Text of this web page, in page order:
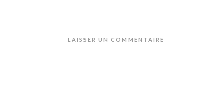
LAISSER UN COMMENTAIRE